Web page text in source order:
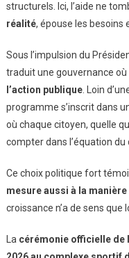
structurels. Ici, l’aide ne
réalité, épouse les besoins
Sous l’impulsion du
traduit une gouvernance où
l’action publique. Loin
programme s’inscrit dans
où chaque citoyen, quelle
compter dans l’équation
Ce choix politique fort
mesure aussi à la
croissance n’a de sens que
La cérémonie officielle de